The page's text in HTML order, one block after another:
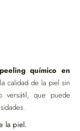
peeling químico en
calidad de la piel sin
versátil, que puede
la piel.